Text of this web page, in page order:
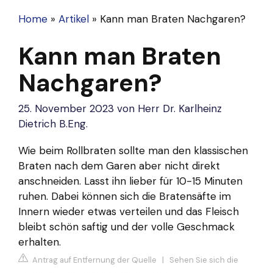
Home » Artikel » Kann man Braten Nachgaren?
Kann man Braten
Nachgaren?
25. November 2023 von Herr Dr. Karlheinz
Dietrich B.Eng.
Wie beim Rollbraten sollte man den klassischen
Braten nach dem Garen aber nicht direkt
anschneiden. Lasst ihn lieber für 10-15 Minuten
ruhen. Dabei können sich die Bratensäfte im
Innern wieder etwas verteilen und das Fleisch
bleibt schön saftig und der volle Geschmack
erhalten.
Antrag auf Entfernung der Quelle | Sehen Sie sich die